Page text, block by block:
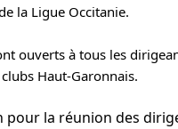
de la Ligue Occitanie.
ouverts à tous les
Haut-Garonnais.
pour la réunion des